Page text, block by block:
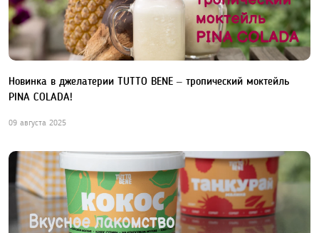
Новинка в джелатерии TUTTO BENE – тропический моктейль
PINA COLADA!
09 августа 2025